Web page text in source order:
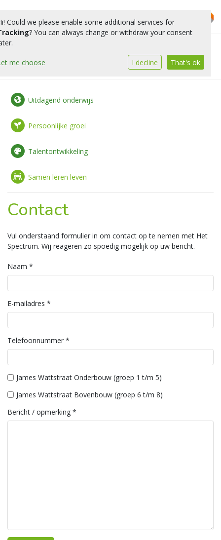
Toggle
Uitdagend onderwijs
Persoonlijke groei
Talentontwikkeling
Samen leren leven
Contact
Vul onderstaand formulier in om contact op te nemen met Het
Spectrum. Wij reageren zo spoedig mogelijk op uw bericht.
Naam *
E-mailadres *
Telefoonnummer *
James Wattstraat Onderbouw (groep 1 t/m 5)
James Wattstraat Bovenbouw (groep 6 t/m 8)
Bericht / opmerking *
Could we please enable some additional services for
? You can always change or withdraw your consent
me choose I decline That's ok